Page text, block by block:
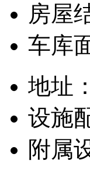
房屋
车库
地址
设施
附属